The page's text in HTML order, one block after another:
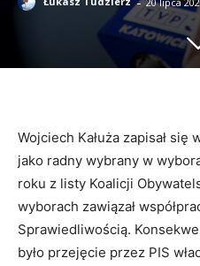
Wojciech Kałuża zapisał
jako radny wybrany w
roku z listy Koalicji
wyborach zawiązał
Sprawiedliwością.
było przejęcie przez PIS